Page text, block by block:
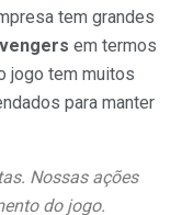
tem grandes
em termos
jogo tem muitos
para manter
Nossas ações
do jogo.